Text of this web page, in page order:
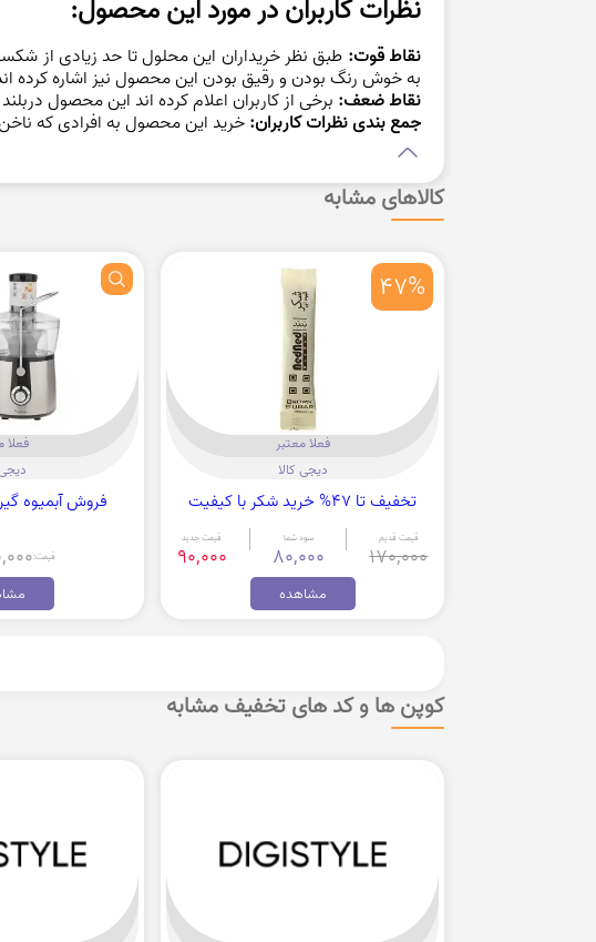
نظرات کاربران در مورد این محصول:
نقاط قوت: طبق نظر خریداران این محلول تا حد زیادی از
به خوش رنگ بودن و رقیق بودن این محصول نیز اشاره کرده
نقاط ضعف: برخی از کاربران اعلام کرده اند این محصول
جمع بندی نظرات کاربران:خرید این محصول به افرادی که
کالاهای مشابه
47%
فعلا معتبر
دیجی کالا
تخفیف تا 47% خرید شکر با کیفیت
قیمت قدیم
170,000
سود شما
80,000
قیمت جدید
90,000
مشاهده
فعلا
دیجی
فروش آبمیوه گیری تا
قیمت:
کوپن ها و کد های تخفیف مشابه